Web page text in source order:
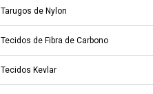
Tarugos de Nylon
Tecidos de Fibra de Carbono
Tecidos Kevlar